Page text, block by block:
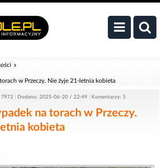
w Przeczy. Nie żyje 21-letnia kobieta
7972 Dodano: 2025-06-20 / 22:49 Komentarzy: 5
na torach w Przeczy.
kobieta